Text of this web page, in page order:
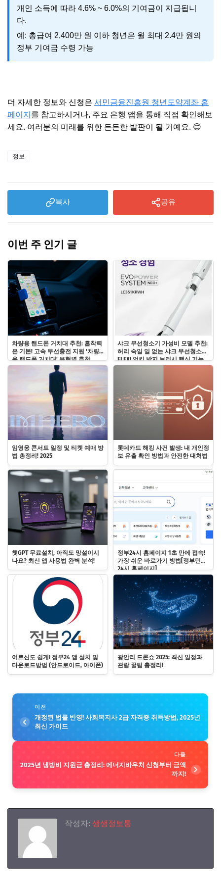
개인 소득에 따라 4.6% ~ 6.0%의 기여금이 지급됩니
다.
예: 총급여 2,400만 원 이하 청년은 월 최대 2.4만 원의
정부 기여금 수령 가능
더 자세한 정보와 신청은 서민금융진흥원 청년도약계좌 홈
페이지 를 참고하시거나, 주요 은행 앱을 통해 직접 확인해보
세요. 여러분의 미래를 위한 든든한 발판이 될 거예요. 😊
정보
복사 공유
이번 주 인기 글
차량용 핸드폰 거치대 추천: 흡착력
은 기본! 고속 무선충전 지원 '차량
용 핸드폰 거치대' 유형별 추천
샤크 무선청소기 가성비 모델 추천:
허리 숙일 일 없는 샤크 무선청소기
FLEX! 엉킴 방지 브러시 핵심 기능
총정리
임영웅 콘서트 일정 및 티켓 예매 방
법 총정리! 2025
롯데카드 해킹 사건 발생: 내 개인정
보 유출 확인 방법과 안전한 대처법
챗GPT 무료설치, 아직도 망설이시
나요? 최신 앱 사용법 완벽 분석!
정부24시 홈페이지 1초 만에 접속!
가장 쉬운 바로가기 방법[정부민원
24시 홈페이지]
어르신도 쉽게! 정부24 앱 설치 및
다운로드방법 (안드로이드, 아이폰)
광안리 드론쇼 2025: 최신 일정과
관람 꿀팁 총정리!
이전
개정된 법률 반영! 사회복지사 2급 자격증 취득방법, 2025년
최신 가이드
다음
2025년 냉방비 지원금 총정리: 에너지바우처 신청부터 금액
까지!
작성자: 생생정보통